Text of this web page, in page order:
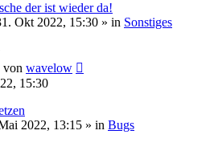
der ist wieder da!
Okt 2022, 15:30 » in Sonstiges
von wavelow
15:30
2022, 13:15 » in Bugs